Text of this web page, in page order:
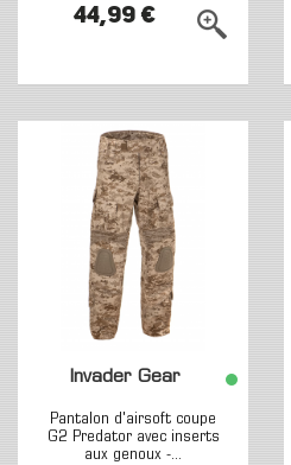
44,99 €
Invader Gear
Pantalon d'airsoft coupe
G2 Predator avec inserts
aux genoux -...